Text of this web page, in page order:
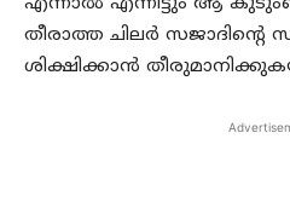
തീരാത്ത ചിലര്‍
ശിക്ഷിക്കാന്‍